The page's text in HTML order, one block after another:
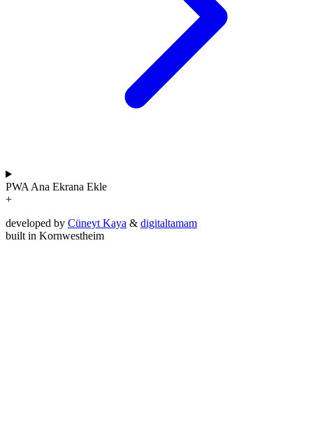
PWA Ana Ekrana Ekle
+
developed by Cüneyt Kaya & digitaltamam
built in Kornwestheim